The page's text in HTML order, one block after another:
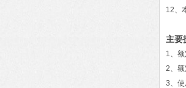
12、
主要
1、
2、
3、